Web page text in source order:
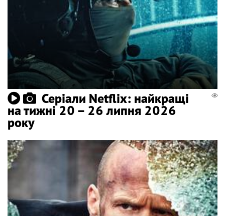
Серіали Netflix: найкращі
на тижні 20 – 26 липня 2026
року